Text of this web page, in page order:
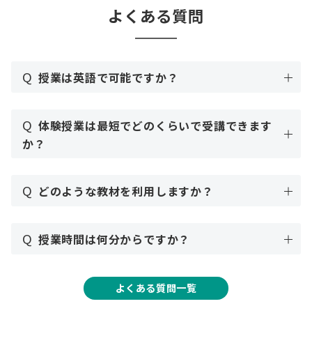
よくある質問
Q 授業は英語で可能ですか？
Q 体験授業は最短でどのくらいで受講できます
か？
Q どのような教材を利用しますか？
Q 授業時間は何分からですか？
よくある質問一覧